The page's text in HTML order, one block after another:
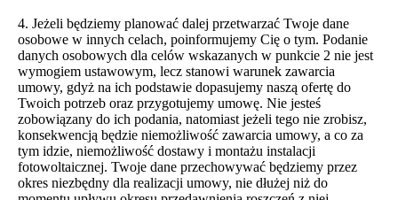
4. Jeżeli będziemy planować dalej przetwarzać Twoje dane
osobowe w innych celach, poinformujemy Cię o tym. Podanie
danych osobowych dla celów wskazanych w punkcie 2 nie jest
wymogiem ustawowym, lecz stanowi warunek zawarcia
umowy, gdyż na ich podstawie dopasujemy naszą ofertę do
Twoich potrzeb oraz przygotujemy umowę. Nie jesteś
zobowiązany do ich podania, natomiast jeżeli tego nie zrobisz,
konsekwencją będzie niemożliwość zawarcia umowy, a co za
tym idzie, niemożliwość dostawy i montażu instalacji
fotowoltaicznej. Twoje dane przechowywać będziemy przez
okres niezbędny dla realizacji umowy, nie dłużej niż do